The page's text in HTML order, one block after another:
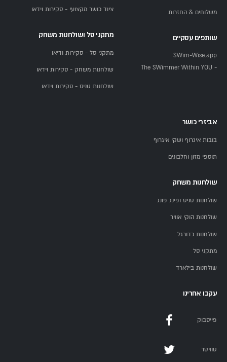
משלוחים & החזרות
שותפים עסקיים
SWim-Wise.app
- The SWimmer Within YOU
ציוד כושר מקצועי - סקירות וידאו
מתקני סל ושולחנות משחק
מתקני סל - סקירות ודיאו
שולחנות משחק - סקירות וידאו
שולחנות טניס - סקירות וידאו
אביזרי כושר
בובות איגרוף ושקי איגרוף
תוספי מזון וחלבונים
שולחנות משחק
שולחנות טניס ופינג פונג
שולחנות הוקי אוויר
שולחנות כדורגל
מתקני סל
שולחנות בילארד
עקבו אחרינו
פייסבוק
טוויטר